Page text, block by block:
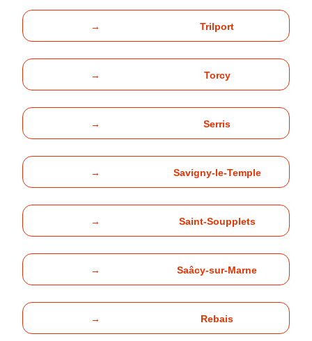
→ Trilport
→ Torcy
→ Serris
→ Savigny-le-Temple
→ Saint-Soupplets
→ Saâcy-sur-Marne
→ Rebais